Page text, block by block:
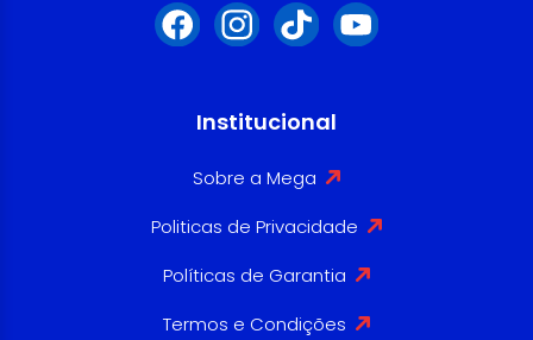
Institucional
Sobre a Mega
Politicas de Privacidade
Políticas de Garantia
Termos e Condições